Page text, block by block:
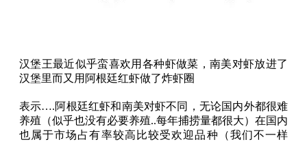
汉堡王最近似乎蛮喜欢用各种虾做菜，南美对虾放进了
汉堡里而又用阿根廷红虾做了炸虾圈
表示….阿根廷红虾和南美对虾不同，无论国内外都很难
养殖（似乎也没有必要养殖..每年捕捞量都很大）在国内
也属于市场占有率较高比较受欢迎品种（我们不一样